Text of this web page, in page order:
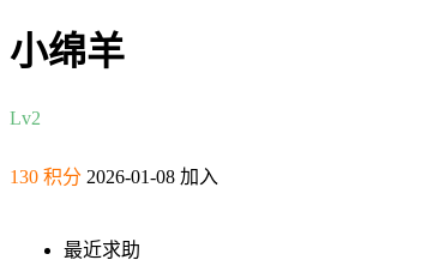
小绵羊
Lv2
130 积分 2026-01-08 加入
最近求助